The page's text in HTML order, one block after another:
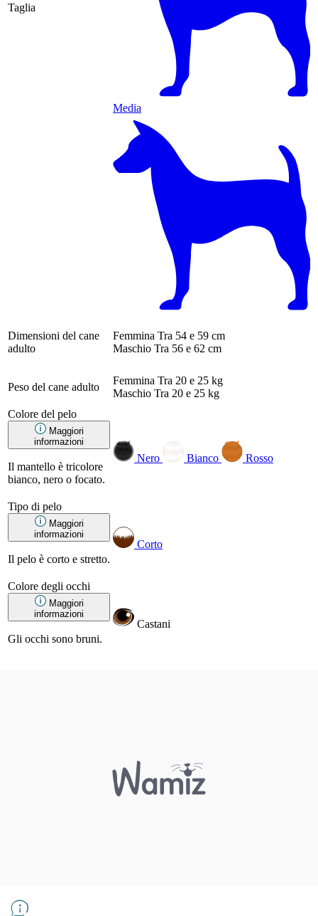
Taglia
Media
Dimensioni del cane
adulto
Femmina Tra 54 e 59 cm
Maschio Tra 56 e 62 cm
Peso del cane adulto
Femmina Tra 20 e 25 kg
Maschio Tra 20 e 25 kg
Colore del pelo
Maggiori
informazioni
Il mantello è tricolore
bianco, nero o focato.
Nero Bianco Rosso
Tipo di pelo
Maggiori
informazioni
Il pelo è corto e stretto.
Corto
Colore degli occhi
Maggiori
informazioni
Gli occhi sono bruni.
Castani